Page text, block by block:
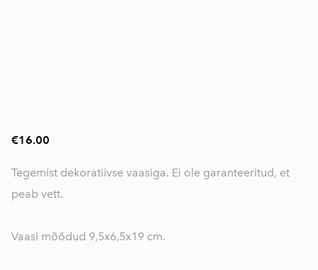
€16.00
Tegemist dekoratiivse vaasiga. Ei ole garanteeritud, et
peab vett.
Vaasi mõõdud 9,5x6,5x19 cm.